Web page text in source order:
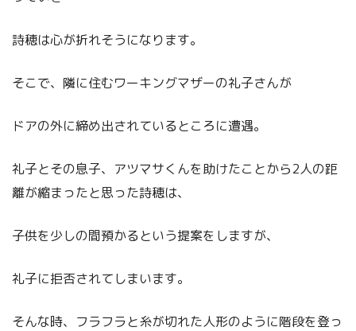
詩穂は心が折れそうになります。
そこで、隣に住むワーキングマザーの礼子さんが
ドアの外に締め出されているところに遭遇。
礼子とその息子、アツマサくんを助けたことから2人の距
離が縮まったと思った詩穂は、
子供を少しの間預かるという提案をしますが、
礼子に拒否されてしまいます。
そんな時、フラフラと糸が切れた人形のように階段を登っ